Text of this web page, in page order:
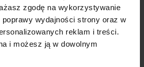
zgodę na wykorzystywanie
wydajności strony oraz w
reklam i treści.
i możesz ją w dowolnym
do GIRONA
AMSTERDAM do